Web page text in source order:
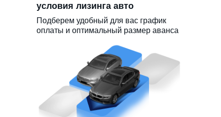
условия лизинга авто
Подберем удобный для вас график
оплаты и оптимальный размер аванса